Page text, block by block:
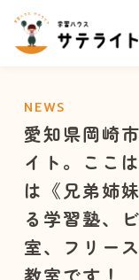
NEWS
愛知県岡崎
イト。ここ
は《兄弟姉
る学習塾、
室、フリー